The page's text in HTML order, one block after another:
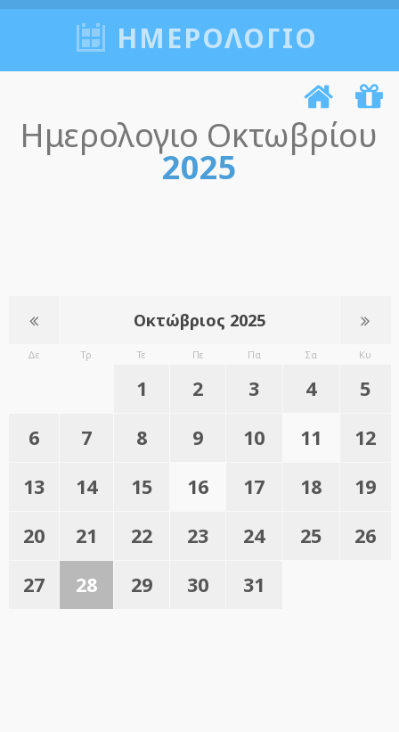
ΗΜΕΡΟΛΟΓΙΟ
Ημερολογιο Οκτωβρίου
2025
Οκτώβριος 2025
Δε Τρ Τε Πε Πα Σα Κυ
1 2 3 4
5
6
7 8 9 10 11
12
13
14 15 16 17 18
19
20
21 22 23 24 25
26
27
28 29 30 31